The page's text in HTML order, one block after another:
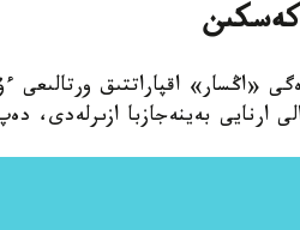
«اڭسار» اقپاراتتىق
ارنايى بەينەجازبا ازىرلەدى،